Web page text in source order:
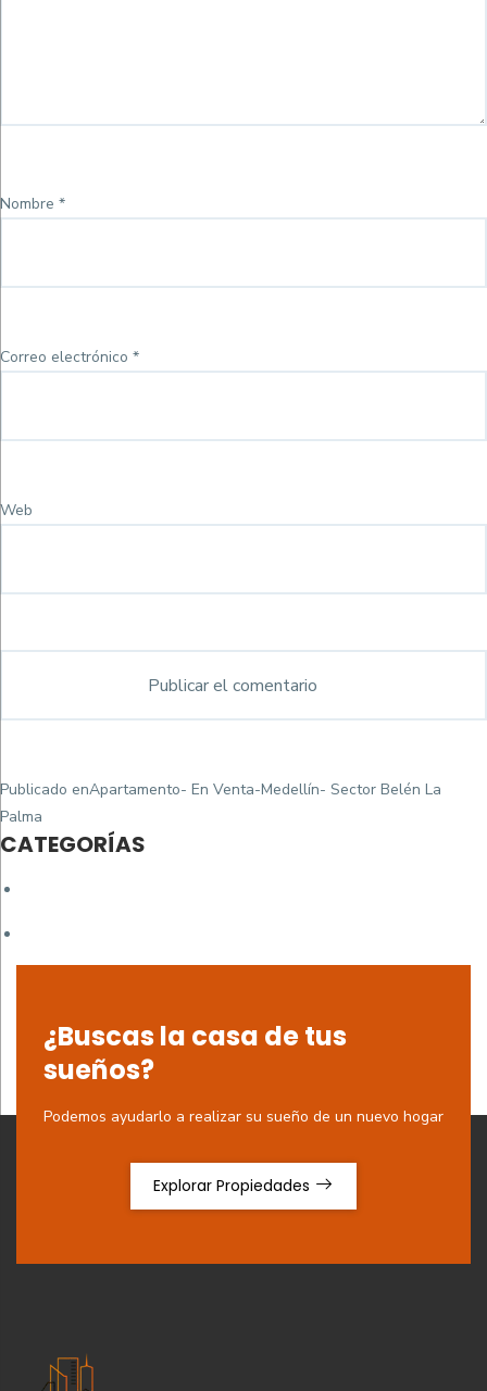
Nombre *
Correo electrónico *
Web
Navegación
de
entradas
Publicado enApartamento- En Venta-Medellín- Sector Belén La
Palma
CATEGORÍAS
¿Buscas la casa de tus
sueños?
Podemos ayudarlo a realizar su sueño de un nuevo hogar
Explorar Propiedades